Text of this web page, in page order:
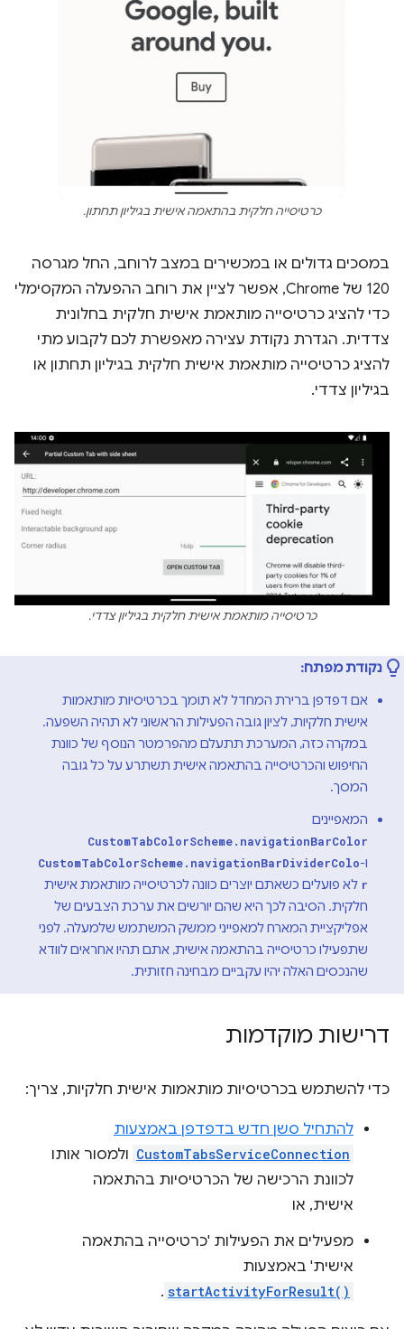
כרטיסייה חלקית בהתאמה אישית בגיליון תחתון.
במסכים גדולים או במכשירים במצב לרוחב, החל מגרסה
120 של Chrome, אפשר לציין את רוחב ההפעלה המקסימלי
כדי להציג כרטיסייה מותאמת אישית חלקית בחלונית
צדדית. הגדרת נקודת עצירה מאפשרת לכם לקבוע מתי
להציג כרטיסייה מותאמת אישית חלקית בגיליון תחתון או
בגיליון צדדי.
כרטיסייה מותאמת אישית חלקית בגיליון צדדי.
נקודת מפתח:
אם דפדפן ברירת המחדל לא תומך בכרטיסיות מותאמות
אישית חלקיות, לציון גובה הפעילות הראשוני לא תהיה השפעה.
במקרה כזה, המערכת תתעלם מהפרמטר הנוסף של כוונת
החיפוש והכרטיסייה בהתאמה אישית תשתרע על כל גובה
המסך.
המאפיינים
CustomTabColorScheme.navigationBarColor
ו-CustomTabColorScheme.navigationBarDividerColo
r לא פועלים כשאתם יוצרים כוונה לכרטיסייה מותאמת אישית
חלקית. הסיבה לכך היא שהם יורשים את ערכת הצבעים של
אפליקציית המארח למאפייני ממשק המשתמש שלמעלה. לפני
שתפעילו כרטיסייה בהתאמה אישית, אתם תהיו אחראים לוודא
שהנכסים האלה יהיו עקביים מבחינה חזותית.
דרישות מוקדמות
כדי להשתמש בכרטיסיות מותאמות אישית חלקיות, צריך:
להתחיל סשן חדש בדפדפן באמצעות
CustomTabsServiceConnection ולמסור אותו
לכוונת הרכישה של הכרטיסיות בהתאמה
אישית, או
מפעילים את הפעילות 'כרטיסייה בהתאמה
אישית' באמצעות
startActivityForResult()
.